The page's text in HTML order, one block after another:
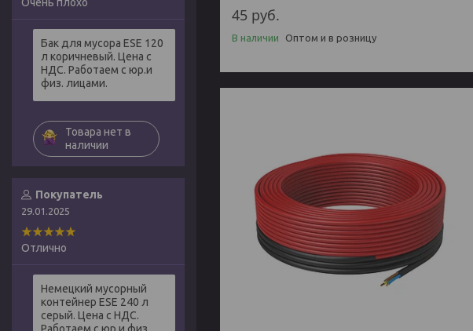
45 руб.
В наличии Оптом и в розницу
Бак для мусора ESE 120
л коричневый. Цена с
НДС. Работаем с юр.и
физ. лицами.
Товара нет в
наличии
Покупатель
29.01.2025
Отлично
Немецкий мусорный
контейнер ESE 240 л
серый. Цена с НДС.